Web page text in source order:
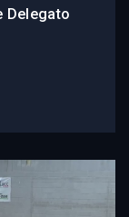
Delegato